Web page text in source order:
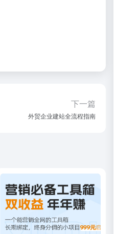
下一篇
外贸企业建站全流程指南